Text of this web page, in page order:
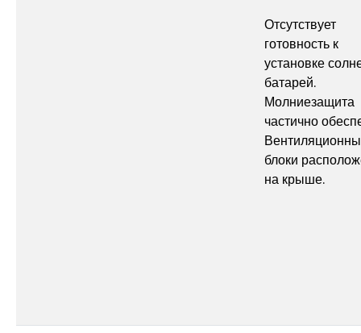
Отсутствует
готовность к
установке
батарей.
Молниезащита
частично
блоки
на крыше.